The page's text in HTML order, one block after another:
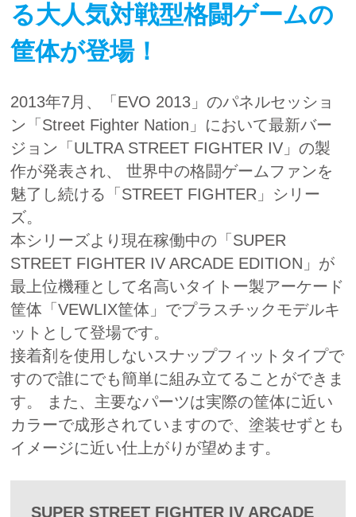
る大人気対戦型格闘ゲームの
筐体が登場！
2013年7月、「EVO 2013」のパネルセッショ
ン「Street Fighter Nation」において最新バー
ジョン「ULTRA STREET FIGHTER IV」の製
作が発表され、 世界中の格闘ゲームファンを
魅了し続ける「STREET FIGHTER」シリー
ズ。
本シリーズより現在稼働中の「SUPER
STREET FIGHTER IV ARCADE EDITION」が
最上位機種として名高いタイトー製アーケード
筐体「VEWLIX筐体」でプラスチックモデルキ
ットとして登場です。
接着剤を使用しないスナップフィットタイプで
すので誰にでも簡単に組み立てることができま
す。 また、主要なパーツは実際の筐体に近い
カラーで成形されていますので、塗装せずとも
イメージに近い仕上がりが望めます。
SUPER STREET FIGHTER IV ARCADE